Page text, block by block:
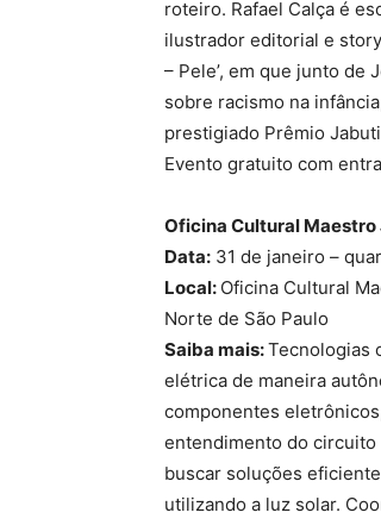
roteiro. Rafael Calça é
ilustrador editorial e
– Pele’, em que junto de
sobre racismo na
prestigiado Prêmio
Evento gratuito com
Oficina Cultural Maestro
Data: 31 de janeiro –
Local: Oficina Cultural
Norte de São Paulo
Saiba mais:Tecnologias
elétrica de maneira
componentes
entendimento do circuito
buscar soluções
utilizando a luz solar.